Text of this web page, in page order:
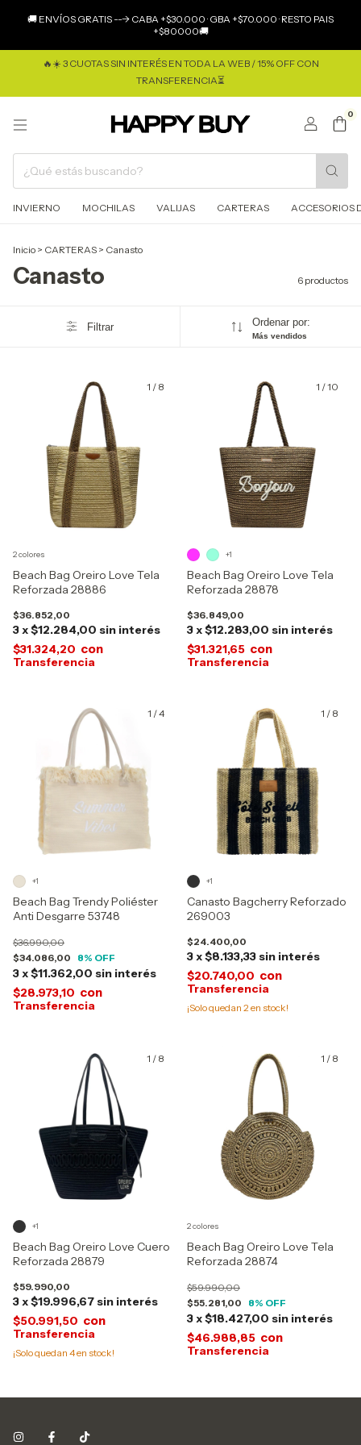
🚚 ENVÍOS GRATIS ---> CABA +$30.000 · GBA +$70.000 · RESTO PAIS
+$80000🚚
🔥☀️ 3 CUOTAS SIN INTERÉS EN TODA LA WEB / 15% OFF CON
TRANSFERENCIA⏳
0
INVIERNO MOCHILAS VALIJAS CARTERAS ACCESORIOS
Inicio > CARTERAS > Canasto
Canasto 6 productos
Filtrar Ordenar por:
Más vendidos
1 / 8
Beach Bag Oreiro Love Tela
Reforzada 28886
$36.852,00
3x$12.284,00 sin interés
$31.324,20 con
2 colores
1 /10
Beach Bag Oreiro Love Tela
Reforzada 28878
$36.849,00
3x$12.283,00 sin interés
$31.321,65 con
+1
1 /4
Beach Bag Trendy Poliéster
Anti Desgarre 53748
$34.086,00
$36.990,00
8% OFF
3x$11.362,00 sin interés
$28.973,10 con
+1
1 / 8
Canasto Bagcherry Reforzado
269003
$24.400,00
3x$8.133,33 sin interés
$20.740,00 con
¡Solo quedan 2en stock!
+1
1 / 8
Beach Bag Oreiro Love Cuero
Reforzada 28879
$59.990,00
3x$19.996,67 sin interés
$50.991,50 con
¡Solo quedan 4en stock!
+1
1 / 8
Beach Bag Oreiro Love Tela
Reforzada 28874
$55.281,00
$59.990,00
8% OFF
3x$18.427,00 sin interés
$46.988,85 con
2 colores